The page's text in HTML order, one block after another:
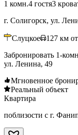
1 комн.4 гостя3
г. Солигорск, ул.
Слуцкое 127 км
Забронировать 1-
ул. Ленина, 49
Мгновенное
Реальный объект
Квартира
поблизости с г.